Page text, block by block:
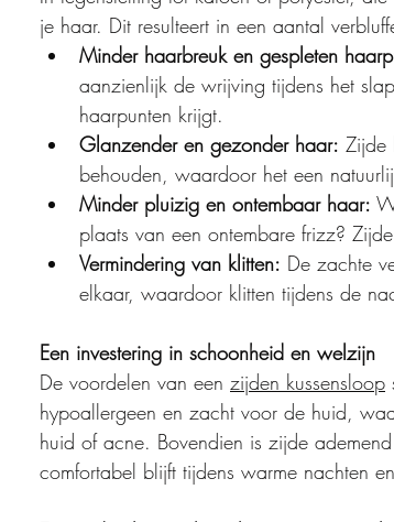
je haar. Dit resulteert in een aantal
Minder haarbreuk en gespleten
aanzienlijk de wrijving tijdens het
haarpunten krijgt.
Glanzender en gezonder haar: Zijde
behouden, waardoor het een
Minder pluizig en ontembaar haar:
plaats van een ontembare frizz?
Vermindering van klitten: De zachte
elkaar, waardoor klitten tijdens de
Een investering in schoonheid en welzijn
De voordelen van een zijden kussensloop
hypoallergeen en zacht voor de huid,
huid of acne. Bovendien is zijde
comfortabel blijft tijdens warme nachten